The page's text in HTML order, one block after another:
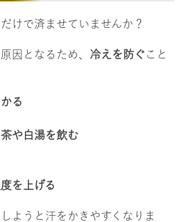
けで済ませていませんか？
因となるため、 冷えを防ぐ こと
る
や白湯を飲む
を上げる
ようと汗をかきやすくなりま